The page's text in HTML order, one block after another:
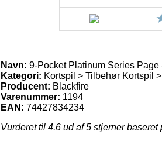
Navn: 9-Pocket Platinum Series Page
Kategori: Kortspil > Tilbehør Kortspil
Producent: Blackfire
Varenummer: 1194
EAN: 74427834234
Vurderet til 4.6 ud af 5 stjerner baseret